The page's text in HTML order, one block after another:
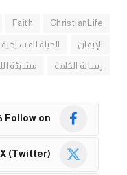
ChristianLife
Faith
الإيمان الحياة المسيحية
رسالة الكلمة مشيئة
Follow on فيسبوك
(Twitter)